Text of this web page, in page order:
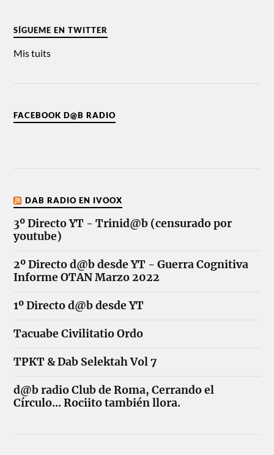
SÍGUEME EN TWITTER
Mis tuits
FACEBOOK D@B RADIO
DAB RADIO EN IVOOX
3º Directo YT - Trinid@b (censurado por
youtube)
2º Directo d@b desde YT - Guerra Cognitiva
Informe OTAN Marzo 2022
1º Directo d@b desde YT
Tacuabe Civilitatio Ordo
TPKT & Dab Selektah Vol 7
d@b radio Club de Roma, Cerrando el
Círculo... Rociito también llora.